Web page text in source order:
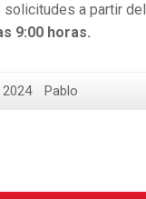
solicitudes a partir del
9:00 horas.
Pablo